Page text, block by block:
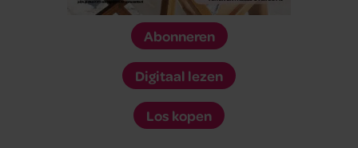
Abonneren
Digitaal lezen
Los kopen